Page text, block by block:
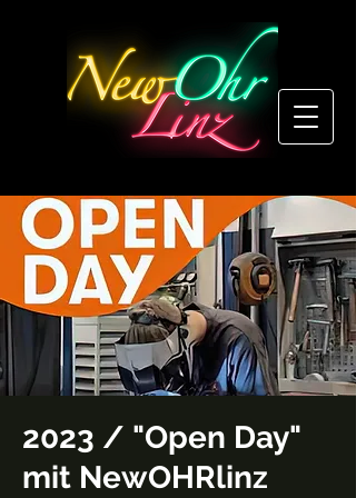
2023 / "Open Day"
mit NewOHRlinz